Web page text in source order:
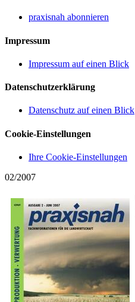
praxisnah abonnieren
Impressum
Impressum auf einen Blick
Datenschutzerklärung
Datenschutz auf einen Blick
Cookie-Einstellungen
Ihre Cookie-Einstellungen
02/2007